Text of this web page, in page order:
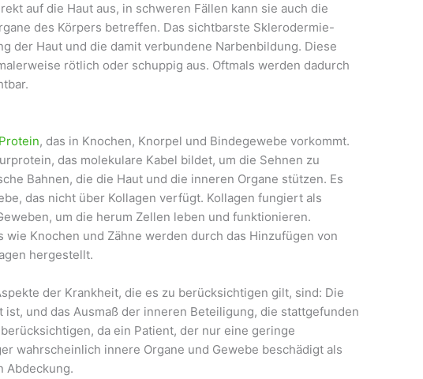
auf die Haut aus, in schweren Fällen kann sie auch die
des Körpers betreffen. Das sichtbarste Sklerodermie-
der Haut und die damit verbundene Narbenbildung. Diese
rötlich oder schuppig aus. Oftmals werden dadurch
Protein, das in Knochen, Knorpel und Bindegewebe vorkommt.
das molekulare Kabel bildet, um die Sehnen zu
Bahnen, die die Haut und die inneren Organe stützen. Es
das nicht über Kollagen verfügt. Kollagen fungiert als
um die herum Zellen leben und funktionieren.
wie Knochen und Zähne werden durch das Hinzufügen von
hergestellt.
der Krankheit, die es zu berücksichtigen gilt, sind: Die
ist, und das Ausmaß der inneren Beteiligung, die stattgefunden
da ein Patient, der nur eine geringe
wahrscheinlich innere Organe und Gewebe beschädigt als
Abdeckung.